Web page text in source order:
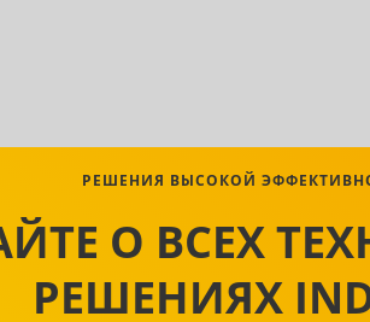
РЕШЕНИЯ ВЫСОКОЙ
О ВСЕХ
РЕШЕНИЯХ